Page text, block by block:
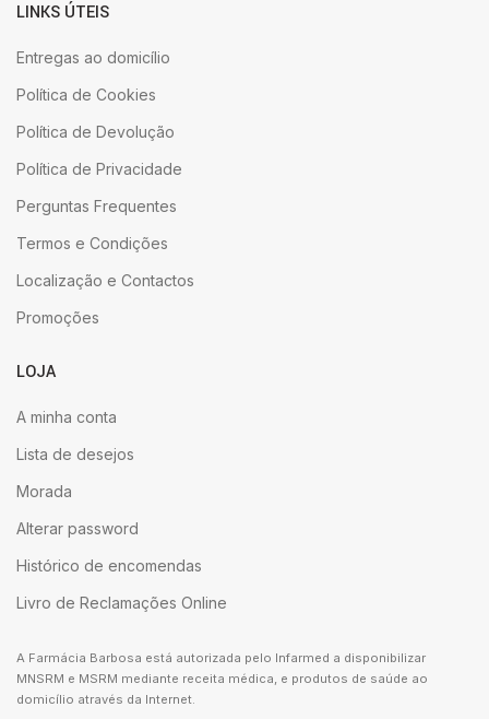
LINKS ÚTEIS
Entregas ao domicílio
Política de Cookies
Política de Devolução
Política de Privacidade
Perguntas Frequentes
Termos e Condições
Localização e Contactos
Promoções
LOJA
A minha conta
Lista de desejos
Morada
Alterar password
Histórico de encomendas
Livro de Reclamações Online
A Farmácia Barbosa está autorizada pelo Infarmed a disponibilizar
MNSRM e MSRM mediante receita médica, e produtos de saúde ao
domicílio através da Internet.